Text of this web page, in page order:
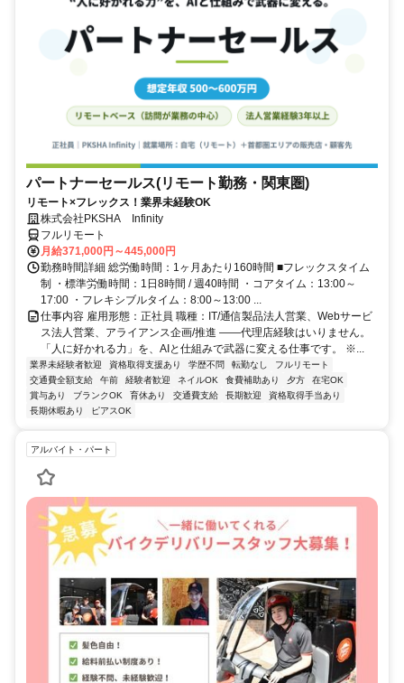
パートナーセールス(リモート勤務・関東圏)
リモート×フレックス！業界未経験OK
株式会社PKSHA Infinity
フルリモート
月給371,000円～445,000円
勤務時間詳細 総労働時間：1ヶ月あたり160時間 ■フレックスタイム
制 ・標準労働時間：1日8時間 / 週40時間 ・コアタイム：13:00～
17:00 ・フレキシブルタイム：8:00～13:00 ...
仕事内容 雇用形態：正社員 職種：IT/通信製品法人営業、Webサービ
ス法人営業、アライアンス企画/推進 ――代理店経験はいりません。
「人に好かれる力」を、AIと仕組みで武器に変える仕事です。 ※...
業界未経験者歓迎 資格取得支援あり 学歴不問 転勤なし
フルリモート
交通費全額支給
午前 経験者歓迎 ネイルOK 食費補助あり 夕方
在宅OK
賞与あり
ブランクOK 育休あり 交通費支給 長期歓迎
資格取得手当あり
長期休暇あり
ピアスOK
アルバイト・パート